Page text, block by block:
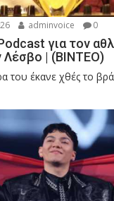
adminvoice 0
για τον
Λέσβο | (ΒΙΝΤΕΟ)
του έκανε χθές το